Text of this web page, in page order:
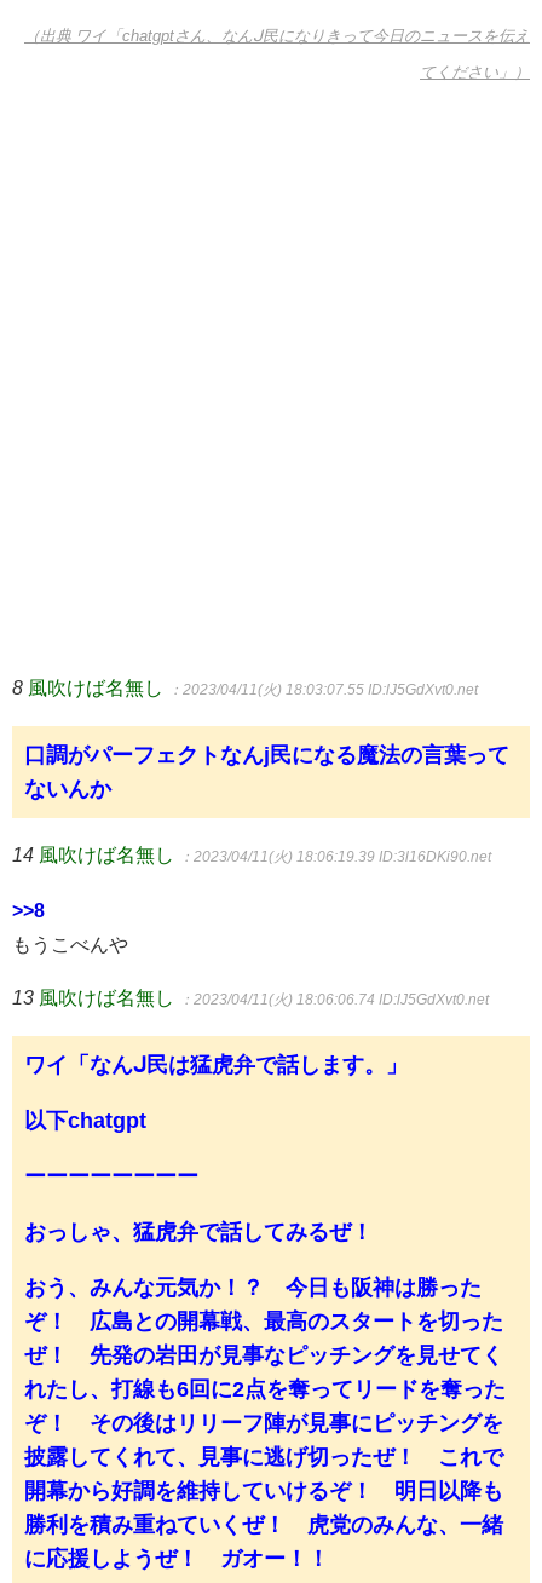
（出典 ワイ「chatgptさん、なんᒍ民になりきって今日のニュースを伝え
てください」）
8 風吹けば名無し ：2023/04/11(火) 18:03:07.55 ID:lJ5GdXvt0.net
口調がパーフェクトなんj民になる魔法の言葉って
ないんか
14 風吹けば名無し ：2023/04/11(火) 18:06:19.39 ID:3l16DKi90.net
>>8
もうこべんや
13 風吹けば名無し ：2023/04/11(火) 18:06:06.74 ID:lJ5GdXvt0.net
ワイ「なんᒍ民は猛虎弁で話します。」
以下chatgpt
ーーーーーーーー
おっしゃ、猛虎弁で話してみるぜ！
おう、みんな元気か！？ 今日も阪神は勝った
ぞ！ 広島との開幕戦、最高のスタートを切った
ぜ！ 先発の岩田が見事なピッチングを見せてく
れたし、打線も6回に2点を奪ってリードを奪った
ぞ！ その後はリリーフ陣が見事にピッチングを
披露してくれて、見事に逃げ切ったぜ！ これで
開幕から好調を維持していけるぞ！ 明日以降も
勝利を積み重ねていくぜ！ 虎党のみんな、一緒
に応援しようぜ！ ガオー！！